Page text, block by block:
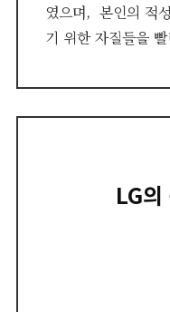
였으며, 본인의 적
기 위한 자질들을
LG